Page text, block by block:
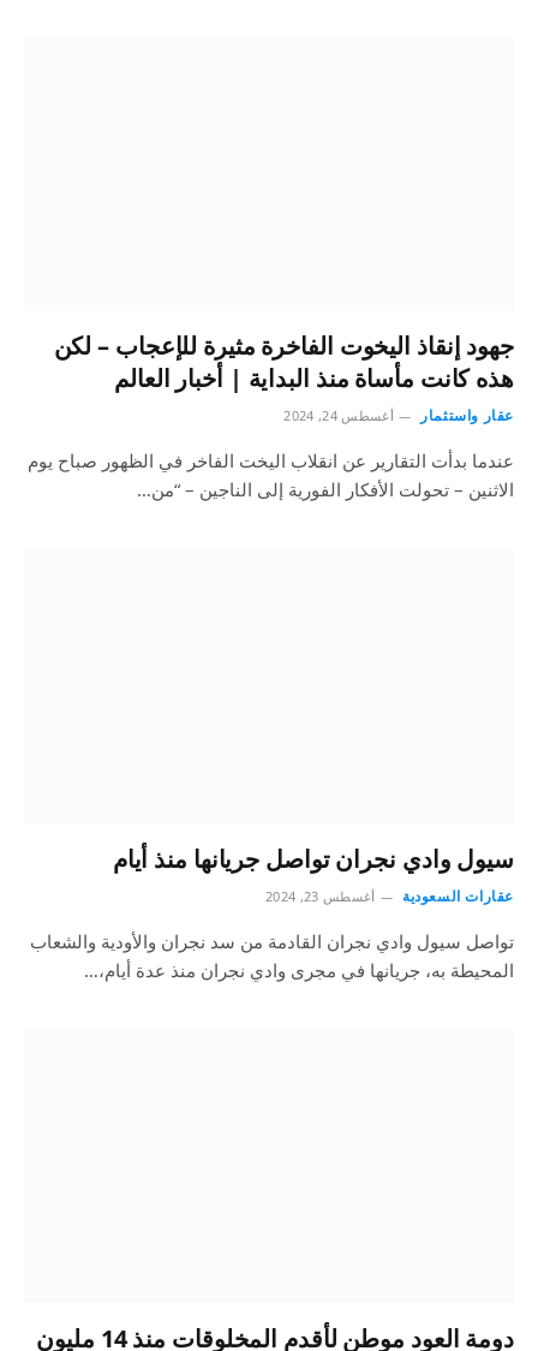
جهود إنقاذ اليخوت الفاخرة مثيرة للإعجاب – لكن
هذه كانت مأساة منذ البداية | أخبار العالم
عقار واستثمار أغسطس 24, 2024
عندما بدأت التقارير عن انقلاب اليخت الفاخر في الظهور صباح يوم
الاثنين – تحولت الأفكار الفورية إلى الناجين – “من…
سيول وادي نجران تواصل جريانها منذ أيام
عقارات السعودية أغسطس 23, 2024
تواصل سيول وادي نجران القادمة من سد نجران والأودية والشعاب
المحيطة به، جريانها في مجرى وادي نجران منذ عدة أيام،…
دومة العود موطن لأقدم المخلوقات منذ 14 مليون